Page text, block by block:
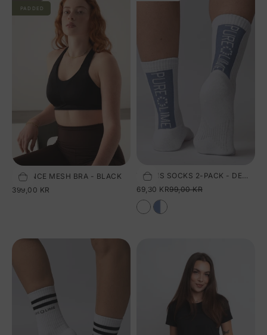
PADDED
Vælg størrelse
ESSENCE MESH BRA - BLACK
SALGSPRIS
399,00 KR
Vælg størrelse
SALGSPRIS
69,30 KRNORMALPRIS
99,00 KR